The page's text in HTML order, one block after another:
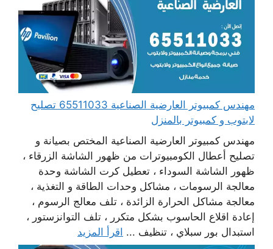
مهندس كمبيوتر العارضية الصناعية 65511033 تصليح
لابتوب و كمبيوتر بالمنزل
مهندس كمبيوتر العارضية الصناعية المختص بصيانة و
تصليح أعطال الكومبيوترات من ظهور الشاشة الزرقاء ،
ظهور الشاشة السوداء ، تعطيل كرت الشاشة وحدة
معالجة الرسومات ، مشاكل وحدات الطاقة و التغذية ،
معالجة مشاكل الحرارة الزائدة ، تلف معالج الرسوم ،
إعادة اقلاع الحاسوب بشكل متكرر ، تلف التوانزستور ،
استبدال بور سبلاي ، تنظيف ... اقرأ المزيد